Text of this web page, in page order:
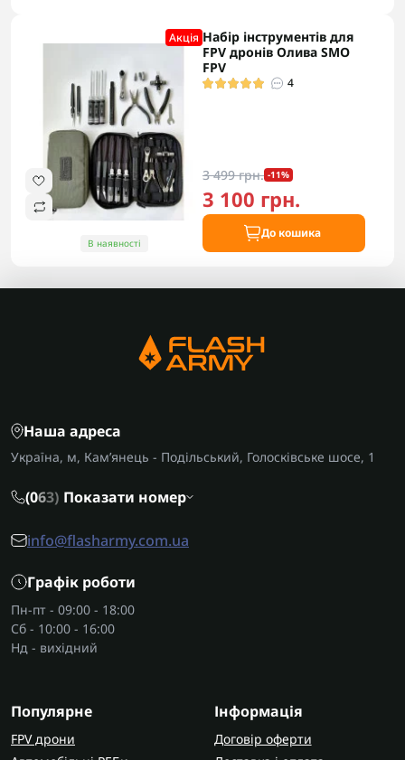
Акцiя
В наявності
Набір інструментів для
FPV дронів Олива SMO
FPV
4
3 499 грн. -11%
3 100 грн.
До кошика
Наша адреса
Україна, м, Кам’янець - Подільський, Голосківське шосе, 1
(063) Показати номер
info@flasharmy.com.ua
Графік роботи
Пн-пт - 09:00 - 18:00
Сб - 10:00 - 16:00
Нд - вихідний
Популярне
FPV дрони
Інформація
Договір оферти